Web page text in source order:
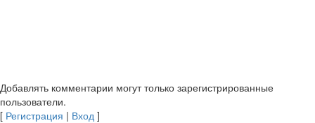
Добавлять комментарии могут только зарегистрированные
пользователи.
[ Регистрация | Вход ]